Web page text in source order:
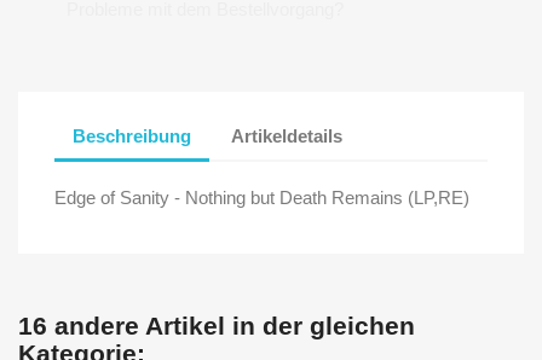
Beschreibung Artikeldetails
Edge of Sanity - Nothing but Death Remains (LP,RE)
16 andere Artikel in der gleichen
Kategorie: